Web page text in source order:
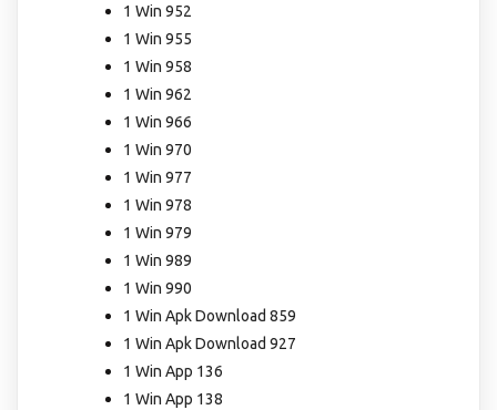
1 Win 952
1 Win 955
1 Win 958
1 Win 962
1 Win 966
1 Win 970
1 Win 977
1 Win 978
1 Win 979
1 Win 989
1 Win 990
1 Win Apk Download 859
1 Win Apk Download 927
1 Win App 136
1 Win App 138